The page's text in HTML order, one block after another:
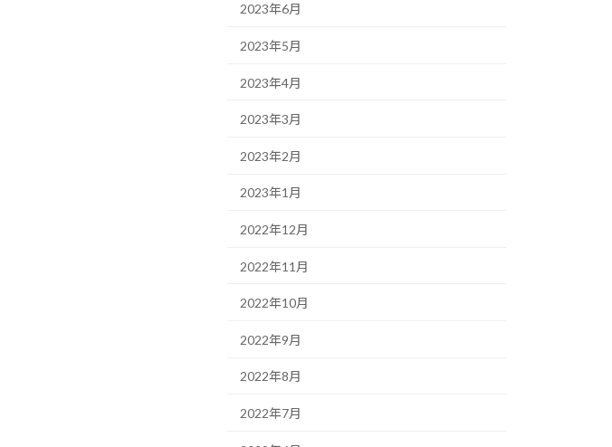
2023年6月
2023年5月
2023年4月
2023年3月
2023年2月
2023年1月
2022年12月
2022年11月
2022年10月
2022年9月
2022年8月
2022年7月